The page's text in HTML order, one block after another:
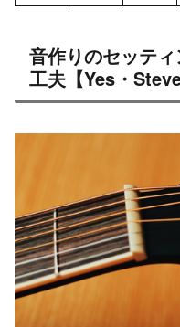
音作りのセッテ
工夫【Yes・